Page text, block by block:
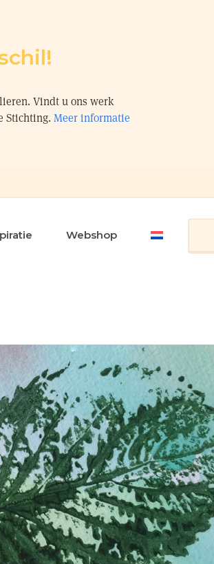
Vindt u ons werk
Stichting. Meer informatie
Webshop